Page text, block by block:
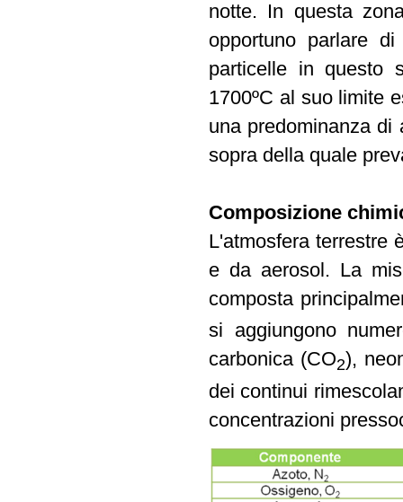
notte. In questa
opportuno parlare
particelle in questo
1700ºC al suo limite
una predominanza
sopra della quale
Composizione
L'atmosfera terrestre
e da aerosol. La
composta
si aggiungono
carbonica (CO2),
dei continui
concentrazioni